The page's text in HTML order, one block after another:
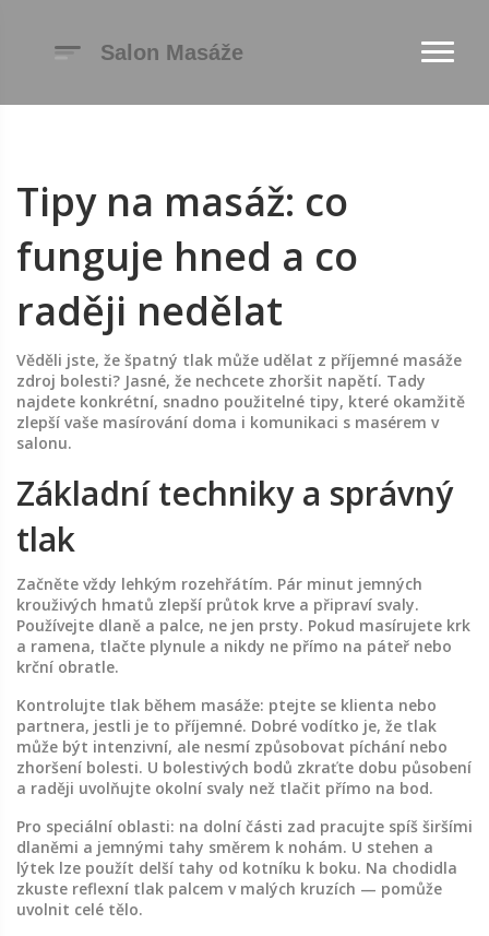
Tipy na masáž: co
funguje hned a co
raději nedělat
Věděli jste, že špatný tlak může udělat z příjemné masáže
zdroj bolesti? Jasné, že nechcete zhoršit napětí. Tady
najdete konkrétní, snadno použitelné tipy, které okamžitě
zlepší vaše masírování doma i komunikaci s masérem v
salonu.
Základní techniky a správný
tlak
Začněte vždy lehkým rozehřátím. Pár minut jemných
krouživých hmatů zlepší průtok krve a připraví svaly.
Používejte dlaně a palce, ne jen prsty. Pokud masírujete krk
a ramena, tlačte plynule a nikdy ne přímo na páteř nebo
krční obratle.
Kontrolujte tlak během masáže: ptejte se klienta nebo
partnera, jestli je to příjemné. Dobré vodítko je, že tlak
může být intenzivní, ale nesmí způsobovat píchání nebo
zhoršení bolesti. U bolestivých bodů zkraťte dobu působení
a raději uvolňujte okolní svaly než tlačit přímo na bod.
Pro speciální oblasti: na dolní části zad pracujte spíš širšími
dlaněmi a jemnými tahy směrem k nohám. U stehen a
lýtek lze použít delší tahy od kotníku k boku. Na chodidla
zkuste reflexní tlak palcem v malých kruzích — pomůže
uvolnit celé tělo.